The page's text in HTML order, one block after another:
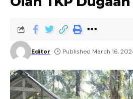
Editor Published March 16,